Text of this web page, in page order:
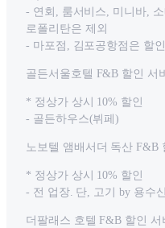
- 연회, 룸서비스, 미니바,
로폴리탄은 제외
- 마포점, 김포공항점은 할
골든서울호텔 F&B 할인 서
* 정상가 상시 10% 할인
- 골든하우스(뷔페)
노보텔 앰배서더 독산 F&B
* 정상가 상시 10% 할인
- 전 업장. 단, 고기 by 용수
더팔래스 호텔 F&B 할인 서